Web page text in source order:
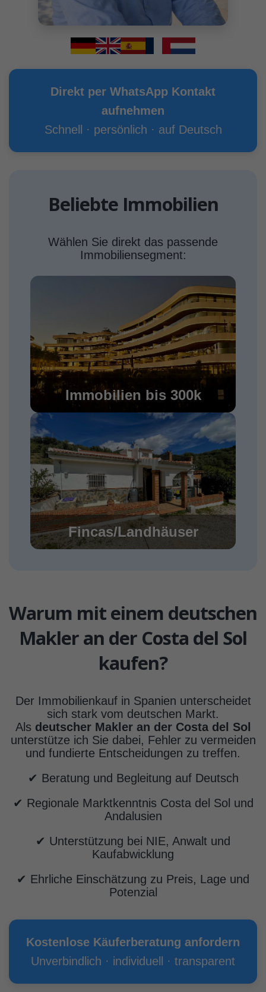
Direkt per WhatsApp Kontakt
aufnehmen
Schnell · persönlich · auf Deutsch
Beliebte Immobilien
Wählen Sie direkt das passende
Immobiliensegment:
Immobilien bis 300k
Fincas/Landhäuser
Warum mit einem deutschen
Makler an der Costa del Sol
kaufen?
Der Immobilienkauf in Spanien unterscheidet
sich stark vom deutschen Markt.
Als deutscher Makler an der Costa del Sol
unterstütze ich Sie dabei, Fehler zu vermeiden
und fundierte Entscheidungen zu treffen.
✔ Beratung und Begleitung auf Deutsch
✔ Regionale Marktkenntnis Costa del Sol und
Andalusien
✔ Unterstützung bei NIE, Anwalt und
Kaufabwicklung
✔ Ehrliche Einschätzung zu Preis, Lage und
Potenzial
Kostenlose Käuferberatung anfordern
Unverbindlich · individuell · transparent